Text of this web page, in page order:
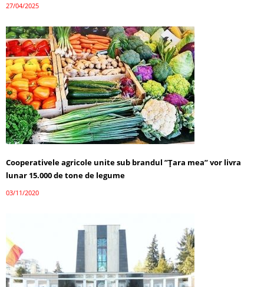
27/04/2025
Cooperativele agricole unite sub brandul ”Țara mea” vor livra
lunar 15.000 de tone de legume
03/11/2020